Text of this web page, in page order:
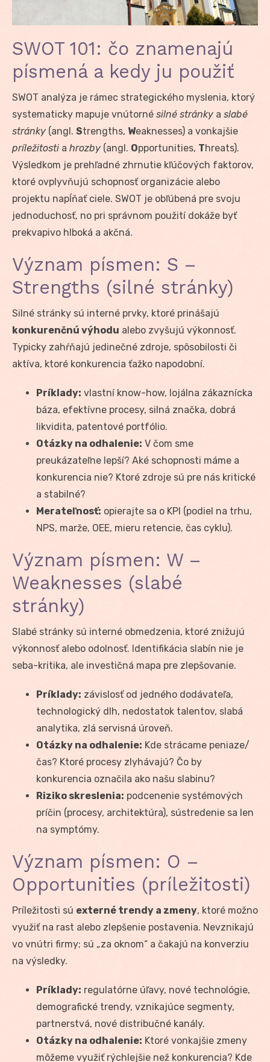
SWOT 101: čo znamenajú
písmená a kedy ju použiť
SWOT analýza je rámec strategického myslenia, ktorý
systematicky mapuje vnútorné silné stránky a slabé
stránky (angl. Strengths, Weaknesses) a vonkajšie
príležitosti a hrozby (angl. Opportunities, Threats).
Výsledkom je prehľadné zhrnutie kľúčových faktorov,
ktoré ovplyvňujú schopnosť organizácie alebo
projektu napĺňať ciele. SWOT je obľúbená pre svoju
jednoduchosť, no pri správnom použití dokáže byť
prekvapivo hlboká a akčná.
Význam písmen: S –
Strengths (silné stránky)
Silné stránky sú interné prvky, ktoré prinášajú
konkurenčnú výhodu alebo zvyšujú výkonnosť.
Typicky zahŕňajú jedinečné zdroje, spôsobilosti či
aktíva, ktoré konkurencia ťažko napodobní.
Príklady: vlastní know-how, lojálna zákaznícka
báza, efektívne procesy, silná značka, dobrá
likvidita, patentové portfólio.
Otázky na odhalenie: V čom sme
preukázateľne lepší? Aké schopnosti máme a
konkurencia nie? Ktoré zdroje sú pre nás kritické
a stabilné?
Merateľnosť: opierajte sa o KPI (podiel na trhu,
NPS, marže, OEE, mieru retencie, čas cyklu).
Význam písmen: W –
Weaknesses (slabé
stránky)
Slabé stránky sú interné obmedzenia, ktoré znižujú
výkonnosť alebo odolnosť. Identifikácia slabín nie je
seba-kritika, ale investičná mapa pre zlepšovanie.
Príklady: závislosť od jedného dodávateľa,
technologický dlh, nedostatok talentov, slabá
analytika, zlá servisná úroveň.
Otázky na odhalenie: Kde strácame peniaze/
čas? Ktoré procesy zlyhávajú? Čo by
konkurencia označila ako našu slabinu?
Riziko skreslenia: podcenenie systémových
príčin (procesy, architektúra), sústredenie sa len
na symptómy.
Význam písmen: O –
Opportunities (príležitosti)
Príležitosti sú externé trendy a zmeny, ktoré možno
využiť na rast alebo zlepšenie postavenia. Nevznikajú
vo vnútri firmy; sú „za oknom“ a čakajú na konverziu
na výsledky.
Príklady: regulatórne úľavy, nové technológie,
demografické trendy, vznikajúce segmenty,
partnerstvá, nové distribučné kanály.
Otázky na odhalenie: Ktoré vonkajšie zmeny
môžeme využiť rýchlejšie než konkurencia? Kde